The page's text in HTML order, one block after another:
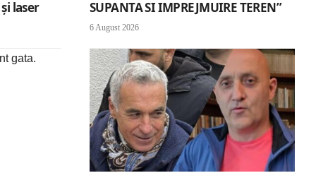
laser
SUPANTA SI IMPREJMUIRE TEREN”
6 August 2026